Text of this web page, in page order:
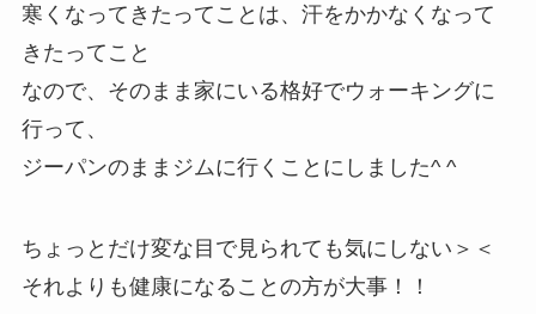
寒くなってきたってことは、汗をかかなくなって
きたってこと
なので、そのまま家にいる格好でウォーキングに
行って、
ジーパンのままジムに行くことにしました^ ^
ちょっとだけ変な目で見られても気にしない＞＜
それよりも健康になることの方が大事！！